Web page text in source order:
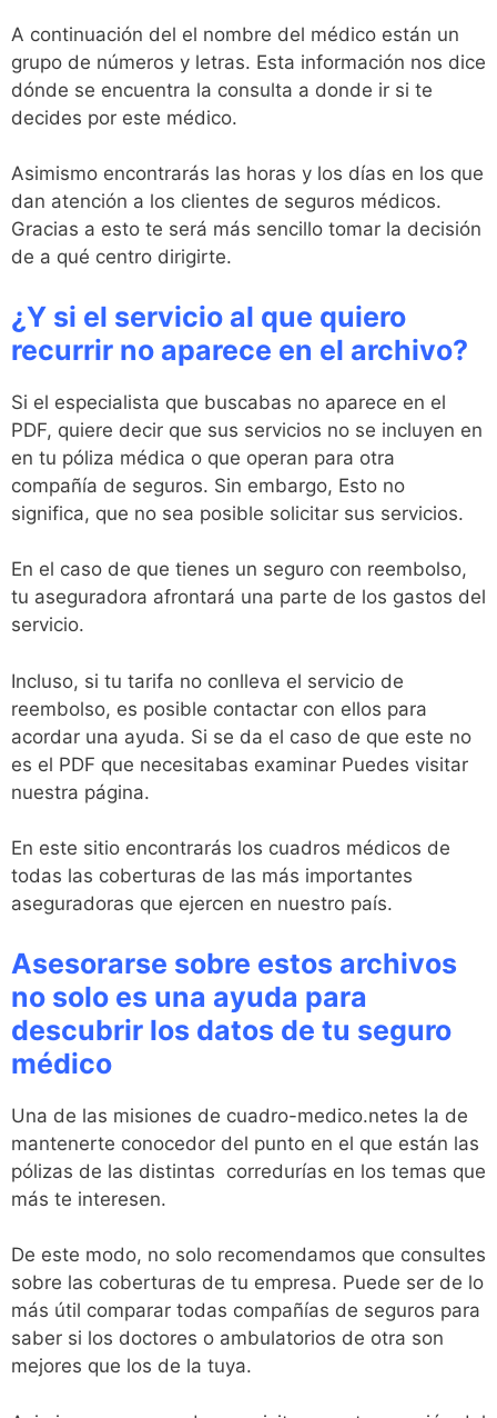
A continuación del el nombre del médico están un
grupo de números y letras. Esta información nos dice
dónde se encuentra la consulta a donde ir si te
decides por este médico.
Asimismo encontrarás las horas y los días en los que
dan atención a los clientes de seguros médicos.
Gracias a esto te será más sencillo tomar la decisión
de a qué centro dirigirte.
¿Y si el servicio al que quiero
recurrir no aparece en el archivo?
Si el especialista que buscabas no aparece en el
PDF, quiere decir que sus servicios no se incluyen en
en tu póliza médica o que operan para otra
compañía de seguros. Sin embargo, Esto no
significa, que no sea posible solicitar sus servicios.
En el caso de que tienes un seguro con reembolso,
tu aseguradora afrontará una parte de los gastos del
servicio.
Incluso, si tu tarifa no conlleva el servicio de
reembolso, es posible contactar con ellos para
acordar una ayuda. Si se da el caso de que este no
es el PDF que necesitabas examinar Puedes visitar
nuestra página.
En este sitio encontrarás los cuadros médicos de
todas las coberturas de las más importantes
aseguradoras que ejercen en nuestro país.
Asesorarse sobre estos archivos
no solo es una ayuda para
descubrir los datos de tu seguro
médico
Una de las misiones de cuadro-medico.netes la de
mantenerte conocedor del punto en el que están las
pólizas de las distintas corredurías en los temas que
más te interesen.
De este modo, no solo recomendamos que consultes
sobre las coberturas de tu empresa. Puede ser de lo
más útil comparar todas compañías de seguros para
saber si los doctores o ambulatorios de otra son
mejores que los de la tuya.